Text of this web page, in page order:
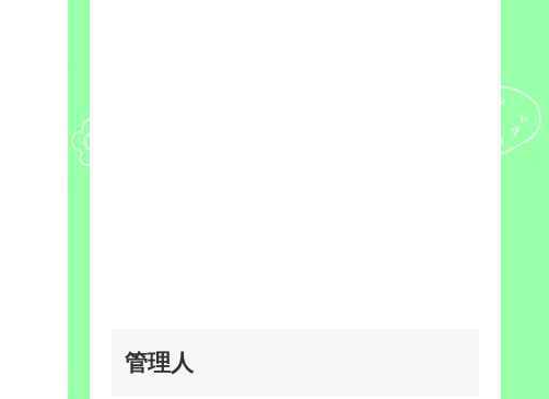
管理人